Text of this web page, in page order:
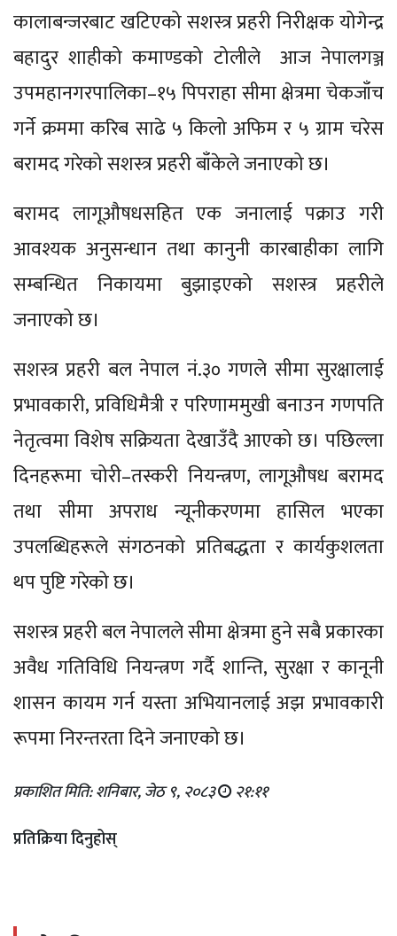
कालाबन्जरबाट खटिएको सशस्त्र प्रहरी निरीक्षक योगेन्द्र
बहादुर शाहीको कमाण्डको टोलीले आज नेपालगञ्ज
उपमहानगरपालिका–१५ पिपराहा सीमा क्षेत्रमा चेकजाँच
गर्ने क्रममा करिब साढे ५ किलो अफिम र ५ ग्राम चरेस
बरामद गरेको सशस्त्र प्रहरी बाँकेले जनाएको छ।
बरामद लागूऔषधसहित एक जनालाई पक्राउ गरी
आवश्यक अनुसन्धान तथा कानुनी कारबाहीका लागि
सम्बन्धित निकायमा बुझाइएको सशस्त्र प्रहरीले
जनाएको छ।
सशस्त्र प्रहरी बल नेपाल नं.३० गणले सीमा सुरक्षालाई
प्रभावकारी, प्रविधिमैत्री र परिणाममुखी बनाउन गणपति
नेतृत्वमा विशेष सक्रियता देखाउँदै आएको छ। पछिल्ला
दिनहरूमा चोरी–तस्करी नियन्त्रण, लागूऔषध बरामद
तथा सीमा अपराध न्यूनीकरणमा हासिल भएका
उपलब्धिहरूले संगठनको प्रतिबद्धता र कार्यकुशलता
थप पुष्टि गरेको छ।
सशस्त्र प्रहरी बल नेपालले सीमा क्षेत्रमा हुने सबै प्रकारका
अवैध गतिविधि नियन्त्रण गर्दै शान्ति, सुरक्षा र कानूनी
शासन कायम गर्न यस्ता अभियानलाई अझ प्रभावकारी
रूपमा निरन्तरता दिने जनाएको छ।
प्रकाशित मिति: शनिबार, जेठ ९, २०८३ २१:११
प्रतिक्रिया दिनुहोस्